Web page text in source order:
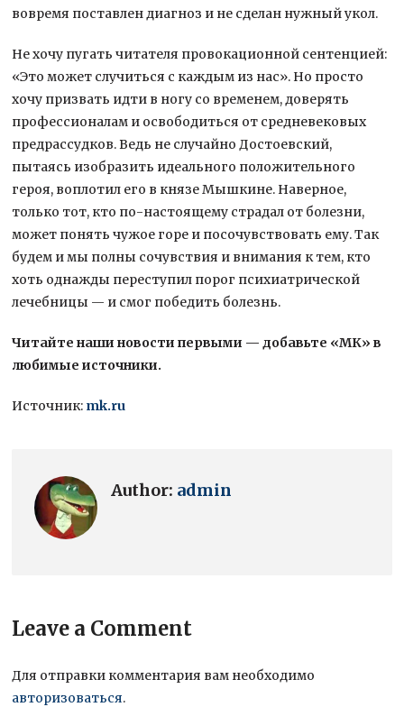
вовремя поставлен диагноз и не сделан нужный укол.
Не хочу пугать читателя провокационной сентенцией:
«Это может случиться с каждым из нас». Но просто
хочу призвать идти в ногу со временем, доверять
профессионалам и освободиться от средневековых
предрассудков. Ведь не случайно Достоевский,
пытаясь изобразить идеального положительного
героя, воплотил его в князе Мышкине. Наверное,
только тот, кто по-настоящему страдал от болезни,
может понять чужое горе и посочувствовать ему. Так
будем и мы полны сочувствия и внимания к тем, кто
хоть однажды переступил порог психиатрической
лечебницы — и смог победить болезнь.
Читайте наши новости первыми — добавьте «МК» в
любимые источники.
Источник: mk.ru
Author: admin
Leave a Comment
Для отправки комментария вам необходимо
авторизоваться.